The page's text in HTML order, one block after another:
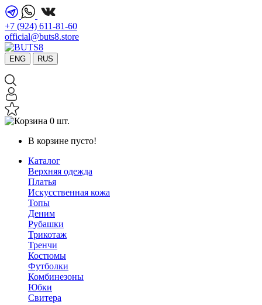
+7 (924) 611-81-60
official@buts8.store
ENG RUS
0 шт.
В корзине пусто!
Каталог
Верхняя одежда
Платья
Искусственная кожа
Топы
Деним
Рубашки
Трикотаж
Тренчи
Костюмы
Футболки
Комбинезоны
Юбки
Свитера